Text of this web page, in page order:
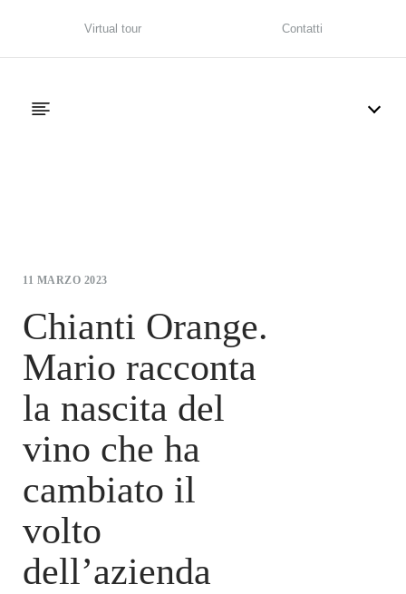
Virtual tour Contatti
11 MARZO 2023
Chianti Orange.
Mario racconta
la nascita del
vino che ha
cambiato il
volto
dell’azienda